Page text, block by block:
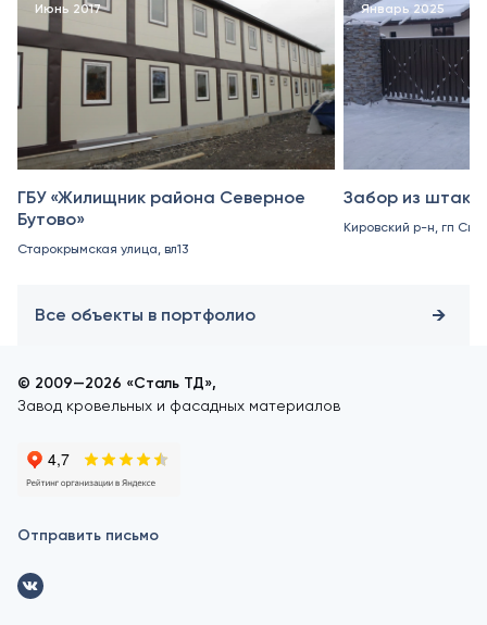
Июнь 2017
ГБУ «Жилищник района Северное
Бутово»
Старокрымская улица, вл13
Январь 2025
Забор из
Кировский р-н, гп
Все объекты в портфолио
© 2009—2026 «Сталь ТД»,
Завод кровельных и фасадных материалов
Отправить письмо